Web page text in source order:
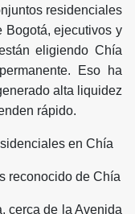
residenciales
Bogotá, ejecutivos y
eligiendo Chía
Eso ha
alta liquidez
rápido.
en Chía
reconocido de Chía
cerca de la Avenida